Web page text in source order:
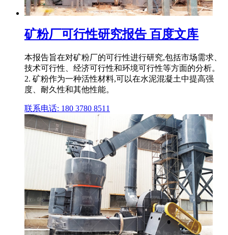
矿粉厂可行性研究报告 百度文库
本报告旨在对矿粉厂的可行性进行研究,包括市场需求、
技术可行性、经济可行性和环境可行性等方面的分析。
2. 矿粉作为一种活性材料,可以在水泥混凝土中提高强
度、耐久性和其他性能。
联系电话: 180 3780 8511